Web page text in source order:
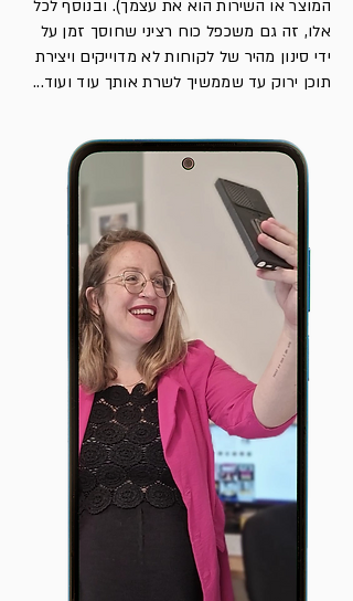
המוצר או השירות הוא את עצמך). ובנוסף לכל
אלו, זה גם משכפל כוח רציני שחוסך זמן על
ידי סינון מהיר של לקוחות לא מדוייקים ויצירת
תוכן ירוק עד שממשיך לשרת אותך עוד ועוד...